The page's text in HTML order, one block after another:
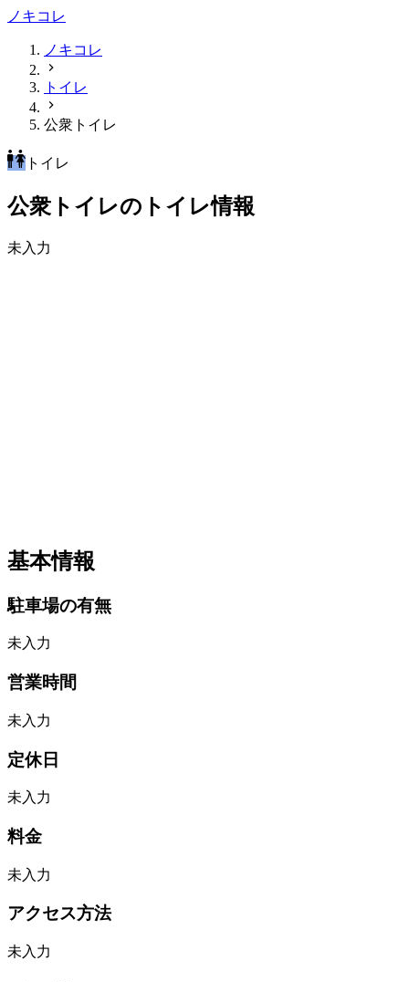
ノキコレ
ノキコレ
トイレ
公衆トイレ
トイレ
公衆トイレのトイレ情報
未入力
基本情報
駐車場の有無
未入力
営業時間
未入力
定休日
未入力
料金
未入力
アクセス方法
未入力